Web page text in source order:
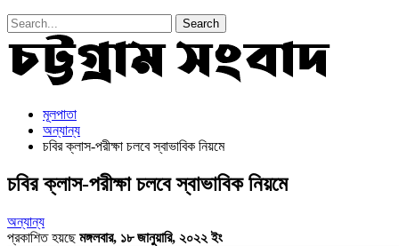
মূলপাতা
অন্যান্য
চবির ক্লাস-পরীক্ষা চলবে স্বাভাবিক নিয়মে
চবির ক্লাস-পরীক্ষা চলবে স্বাভাবিক নিয়মে
অন্যান্য
প্রকাশিত হয়ছেমঙ্গলবার, ১৮ জানুয়ারি, ২০২২ ইং